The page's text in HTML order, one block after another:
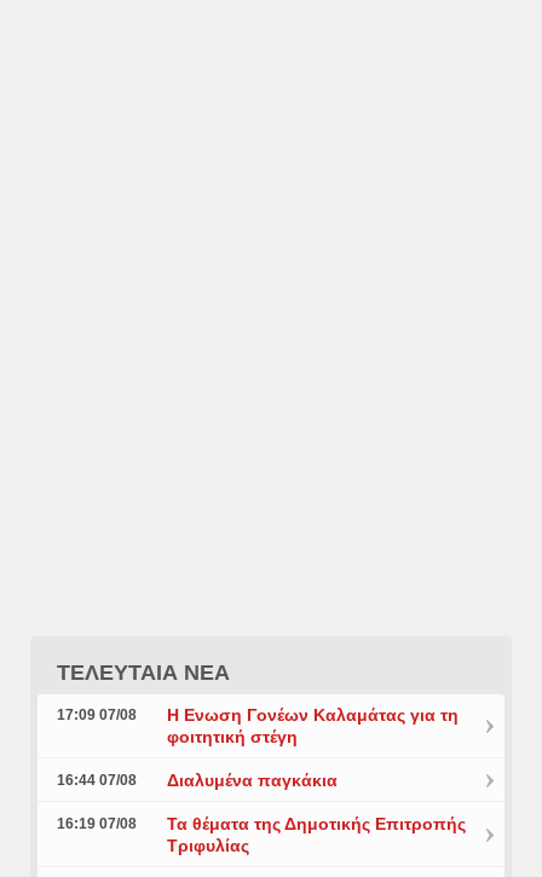
ΤΕΛΕΥΤΑΙΑ ΝΕΑ
17:09 07/08
Η Ενωση Γονέων Καλαμάτας για τη
φοιτητική στέγη
16:44 07/08 Διαλυμένα παγκάκια
16:19 07/08
Τα θέματα της Δημοτικής Επιτροπής
Τριφυλίας